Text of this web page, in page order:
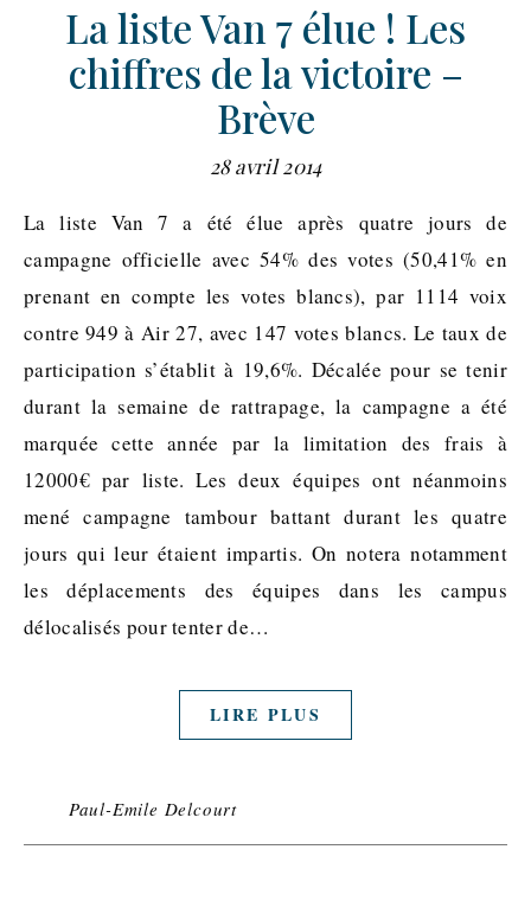
La liste Van 7 élue ! Les
chiffres de la victoire –
Brève
28 avril 2014
La liste Van 7 a été élue après quatre jours de
campagne officielle avec 54% des votes (50,41% en
prenant en compte les votes blancs), par 1114 voix
contre 949 à Air 27, avec 147 votes blancs. Le taux de
participation s’établit à 19,6%. Décalée pour se tenir
durant la semaine de rattrapage, la campagne a été
marquée cette année par la limitation des frais à
12000€ par liste. Les deux équipes ont néanmoins
mené campagne tambour battant durant les quatre
jours qui leur étaient impartis. On notera notamment
les déplacements des équipes dans les campus
délocalisés pour tenter de…
LIRE PLUS
Paul-Emile Delcourt